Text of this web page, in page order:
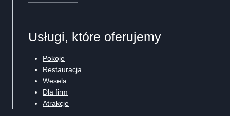
Usługi, które oferujemy
Pokoje
Restauracja
Wesela
Dla firm
Atrakcje